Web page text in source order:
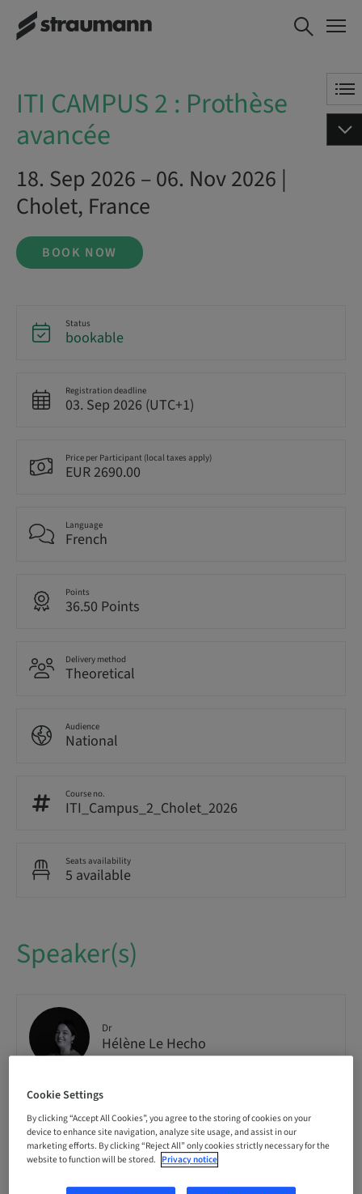
ITI CAMPUS 2 : Prothèse
avancée
BOOK NOW
ITI CAMPUS 2 : Prothèse
avancée
18. Sep 2026 – 06. Nov 2026 |
Cholet, France
BOOK NOW
Status
bookable
Registration deadline
03. Sep 2026 (UTC+1)
Price per Participant (local taxes apply)
EUR 2690.00
Language
French
Points
36.50 Points
Delivery method
Theoretical
Audience
National
Course no.
ITI_Campus_2_Cholet_2026
Seats availability
5 available
Speaker(s)
Dr
Hélène Le Hecho
Dr
Jérémie Perrin
Cookie Settings
By clicking “Accept All Cookies”, you agree to the storing of cookies on your
device to enhance site navigation, analyze site usage, and assist in our
marketing efforts. By clicking “Reject All” only cookies strictly necessary for the
website to function will be stored. Privacy notice